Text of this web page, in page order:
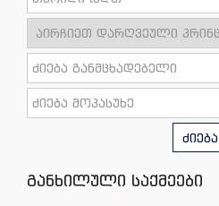
ძიება
განხილული საქმეები